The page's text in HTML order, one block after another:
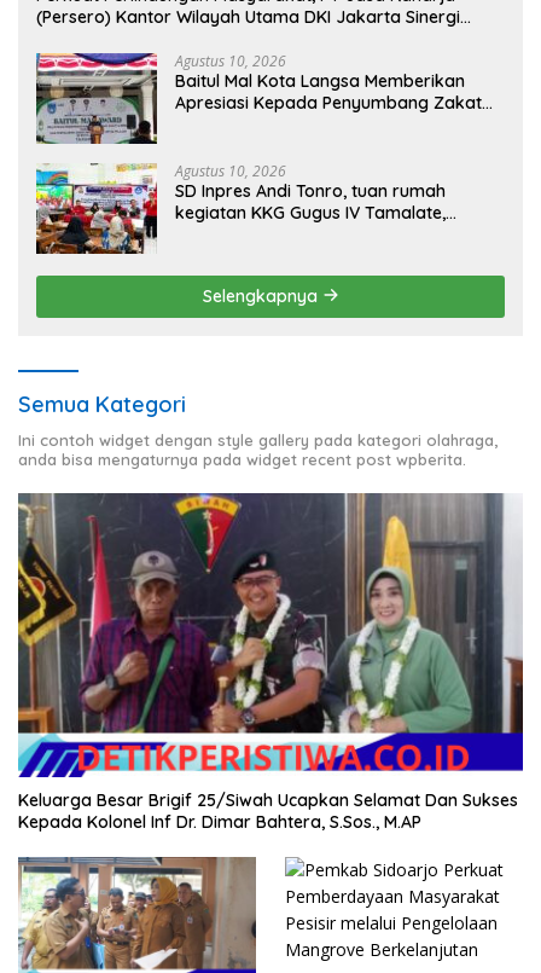
(Persero) Kantor Wilayah Utama DKI Jakarta Sinergi
Agustus 10, 2026
Baitul Mal Kota Langsa Memberikan
Apresiasi Kepada Penyumbang Zakat
Agustus 10, 2026
SD Inpres Andi Tonro, tuan rumah
kegiatan KKG Gugus IV Tamalate,
Selengkapnya
Semua Kategori
Ini contoh widget dengan style gallery pada kategori olahraga,
anda bisa mengaturnya pada widget recent post wpberita.
Keluarga Besar Brigif 25/Siwah Ucapkan Selamat Dan Sukses
Kepada Kolonel Inf Dr. Dimar Bahtera, S.Sos., M.AP